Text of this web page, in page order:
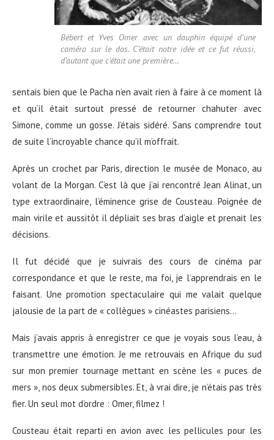
Bébert et Yves Omer avec un dauphin équipé d’une
caméra sur le dos. C’était notre idée et ce fut réussi,
d’autant que c’était une première…
sentais bien que le Pacha n’en avait rien à faire à ce moment là
et qu’il était surtout pressé de retourner chahuter avec
Simone, comme un gosse. J’étais sidéré. Sans comprendre tout
de suite l’incroyable chance qu’il m’offrait.
Après un crochet par Paris, direction le musée de Monaco, au
volant de la Morgan. C’est là que j’ai rencontré Jean Alinat, un
type extraordinaire, l’éminence grise de Cousteau. Poignée de
main virile et aussitôt il dépliait ses bras d’aigle et prenait les
décisions.
Il fut décidé que je suivrais des cours de cinéma par
correspondance et que le reste, ma foi, je l’apprendrais en le
faisant. Une promotion spectaculaire qui me valait quelque
jalousie de la part de « collègues » cinéastes parisiens…
Mais j’avais appris à enregistrer ce que je voyais sous l’eau, à
transmettre une émotion. Je me retrouvais en Afrique du sud
sur mon premier tournage mettant en scène les « puces de
mers », nos deux submersibles. Et, à vrai dire, je n’étais pas très
fier. Un seul mot d’ordre : Omer, filmez !
Cousteau était reparti en avion avec les pellicules pour les